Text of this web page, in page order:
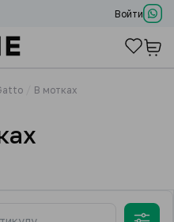
Войти
В мотках